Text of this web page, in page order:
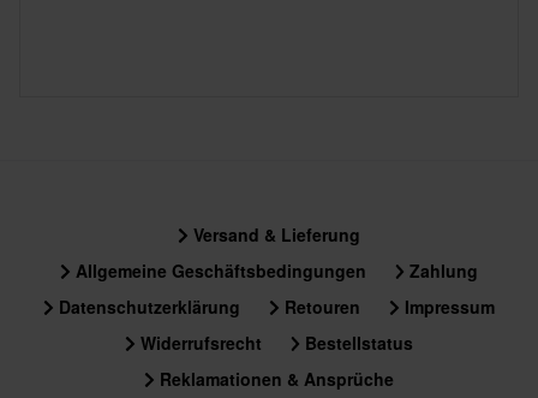
Versand & Lieferung
Allgemeine Geschäftsbedingungen
Zahlung
Datenschutzerklärung
Retouren
Impressum
Widerrufsrecht
Bestellstatus
Reklamationen & Ansprüche